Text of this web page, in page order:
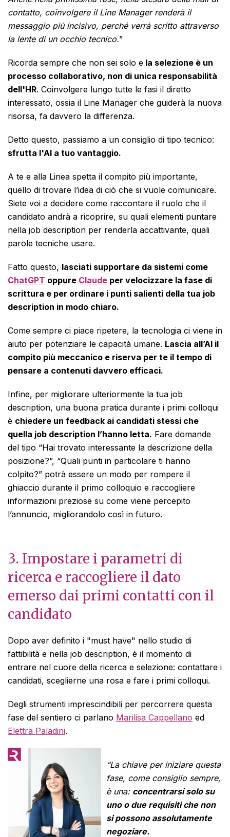
contatto, coinvolgere il Line Manager renderà il
messaggio più incisivo, perché verrà scritto attraverso
la lente di un occhio tecnico.”
Ricorda sempre che non sei solo e la selezione è un
processo collaborativo, non di unica responsabilità
dell'HR. Coinvolgere lungo tutte le fasi il diretto
interessato, ossia il Line Manager che guiderà la nuova
risorsa, fa davvero la differenza.
Detto questo, passiamo a un consiglio di tipo tecnico:
sfrutta l'AI a tuo vantaggio.
A te e alla Linea spetta il compito più importante,
quello di trovare l’idea di ciò che si vuole comunicare.
Siete voi a decidere come raccontare il ruolo che il
candidato andrà a ricoprire, su quali elementi puntare
nella job description per renderla accattivante, quali
parole tecniche usare.
Fatto questo, lasciati supportare da sistemi come
ChatGPT oppure Claude per velocizzare la fase di
scrittura e per ordinare i punti salienti della tua job
description in modo chiaro.
Come sempre ci piace ripetere, la tecnologia ci viene in
aiuto per potenziare le capacità umane. Lascia all’AI il
compito più meccanico e riserva per te il tempo di
pensare a contenuti davvero efficaci.
Infine, per migliorare ulteriormente la tua job
description, una buona pratica durante i primi colloqui
è chiedere un feedback ai candidati stessi che
quella job description l’hanno letta. Fare domande
del tipo “Hai trovato interessante la descrizione della
posizione?”, “Quali punti in particolare ti hanno
colpito?” potrà essere un modo per rompere il
ghiaccio durante il primo colloquio e raccogliere
informazioni preziose su come viene percepito
l’annuncio, migliorandolo così in futuro.
3. Impostare i parametri di
ricerca e raccogliere il dato
emerso dai primi contatti con il
candidato
Dopo aver definito i "must have" nello studio di
fattibilità e nella job description, è il momento di
entrare nel cuore della ricerca e selezione: contattare i
candidati, sceglierne una rosa e fare i primi colloqui.
Degli strumenti imprescindibili per percorrere questa
fase del sentiero ci parlano Marilisa Cappellano ed
Elettra Paladini.
“La chiave per iniziare questa
fase, come consiglio sempre,
è una: concentrarsi solo su
uno o due requisiti che non
si possono assolutamente
negoziare.